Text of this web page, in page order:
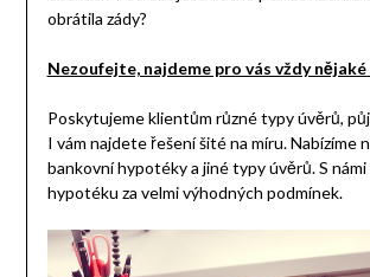
obrátila zády?
Nezoufejte, najdeme pro vás vždy nějaké
Poskytujeme klientům různé typy úvěrů,
I vám najdete řešení šité na míru. Nabízíme
bankovní hypotéky a jiné typy úvěrů. S
hypotéku za velmi výhodných podmínek.